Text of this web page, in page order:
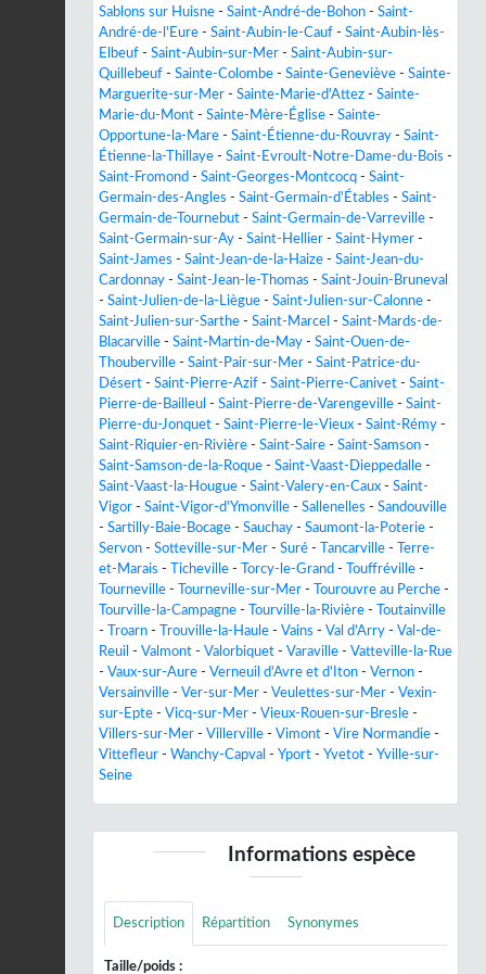
Sablons sur Huisne - Saint-André-de-Bohon - Saint-
André-de-l'Eure - Saint-Aubin-le-Cauf - Saint-Aubin-lès-
Elbeuf - Saint-Aubin-sur-Mer - Saint-Aubin-sur-
Quillebeuf - Sainte-Colombe - Sainte-Geneviève - Sainte-
Marguerite-sur-Mer - Sainte-Marie-d'Attez - Sainte-
Marie-du-Mont - Sainte-Mère-Église - Sainte-
Opportune-la-Mare - Saint-Étienne-du-Rouvray - Saint-
Étienne-la-Thillaye - Saint-Evroult-Notre-Dame-du-Bois -
Saint-Fromond - Saint-Georges-Montcocq - Saint-
Germain-des-Angles - Saint-Germain-d'Étables - Saint-
Germain-de-Tournebut - Saint-Germain-de-Varreville -
Saint-Germain-sur-Ay - Saint-Hellier - Saint-Hymer -
Saint-James - Saint-Jean-de-la-Haize - Saint-Jean-du-
Cardonnay - Saint-Jean-le-Thomas - Saint-Jouin-Bruneval
- Saint-Julien-de-la-Liègue - Saint-Julien-sur-Calonne -
Saint-Julien-sur-Sarthe - Saint-Marcel - Saint-Mards-de-
Blacarville - Saint-Martin-de-May - Saint-Ouen-de-
Thouberville - Saint-Pair-sur-Mer - Saint-Patrice-du-
Désert - Saint-Pierre-Azif - Saint-Pierre-Canivet - Saint-
Pierre-de-Bailleul - Saint-Pierre-de-Varengeville - Saint-
Pierre-du-Jonquet - Saint-Pierre-le-Vieux - Saint-Rémy -
Saint-Riquier-en-Rivière - Saint-Saire - Saint-Samson -
Saint-Samson-de-la-Roque - Saint-Vaast-Dieppedalle -
Saint-Vaast-la-Hougue - Saint-Valery-en-Caux - Saint-
Vigor - Saint-Vigor-d'Ymonville - Sallenelles - Sandouville
- Sartilly-Baie-Bocage - Sauchay - Saumont-la-Poterie -
Servon - Sotteville-sur-Mer - Suré - Tancarville -
Terre-
et-Marais - Ticheville - Torcy-le-Grand - Touffréville -
Tourneville - Tourneville-sur-Mer - Tourouvre au Perche -
Tourville-la-Campagne - Tourville-la-Rivière -
Toutainville
-
Troarn - Trouville-la-Haule - Vains - Val d'Arry - Val-de-
Reuil - Valmont - Valorbiquet - Varaville - Vatteville-la-Rue
- Vaux-sur-Aure - Verneuil d'Avre et d'Iton - Vernon -
Versainville - Ver-sur-Mer - Veulettes-sur-Mer - Vexin-
sur-Epte - Vicq-sur-Mer - Vieux-Rouen-sur-Bresle -
Villers-sur-Mer - Villerville - Vimont - Vire Normandie -
Vittefleur - Wanchy-Capval - Yport - Yvetot - Yville-sur-
Seine
Informations espèce
Description Répartition Synonymes
Taille/poids :